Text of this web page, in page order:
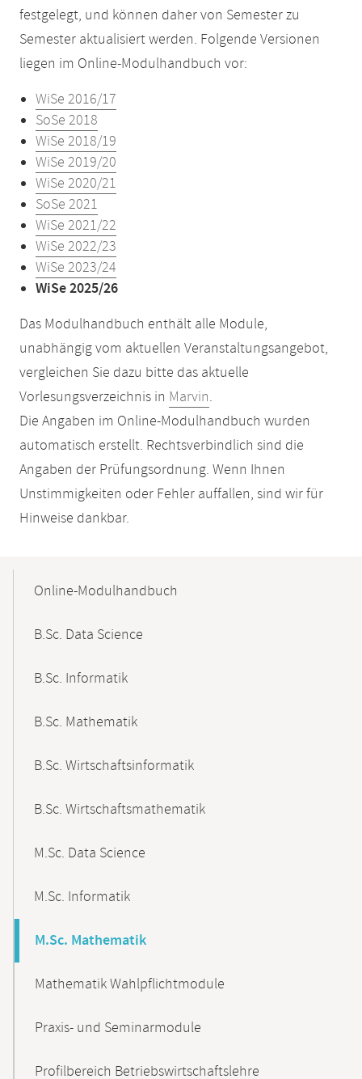
festgelegt, und können daher von Semester zu
Semester aktualisiert werden. Folgende Versionen
liegen im Online-Modulhandbuch vor:
WiSe 2016/17
SoSe 2018
WiSe 2018/19
WiSe 2019/20
WiSe 2020/21
SoSe 2021
WiSe 2021/22
WiSe 2022/23
WiSe 2023/24
WiSe 2025/26
Das Modulhandbuch enthält alle Module,
unabhängig vom aktuellen Veranstaltungsangebot,
vergleichen Sie dazu bitte das aktuelle
Vorlesungsverzeichnis in Marvin.
Die Angaben im Online-Modulhandbuch wurden
automatisch erstellt. Rechtsverbindlich sind die
Angaben der Prüfungsordnung. Wenn Ihnen
Unstimmigkeiten oder Fehler auffallen, sind wir für
Hinweise dankbar.
NavigationOnline-Modulhandbuch
B.Sc. Data Science
B.Sc. Informatik
B.Sc. Mathematik
B.Sc. Wirtschaftsinformatik
B.Sc. Wirtschaftsmathematik
M.Sc. Data Science
M.Sc. Informatik
M.Sc. Mathematik
Mathematik Wahlpflichtmodule
Praxis- und Seminarmodule
Profilbereich Betriebswirtschaftslehre